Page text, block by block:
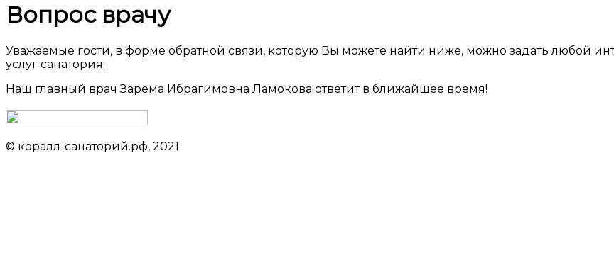
Вопрос врачу
Уважаемые гости, в форме обратной связи, которую Вы можете найти ниже, можно задать любой
услуг санатория.
Наш главный врач Зарема Ибрагимовна Ламокова ответит в ближайшее время!
© коралл-санаторий.рф, 2021